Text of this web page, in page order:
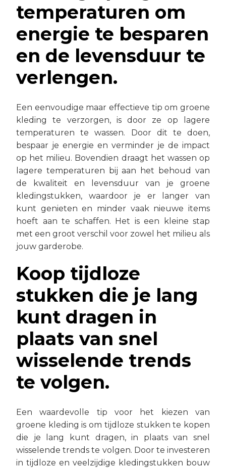
temperaturen om
energie te besparen
en de levensduur te
verlengen.
Een eenvoudige maar effectieve tip om groene
kleding te verzorgen, is door ze op lagere
temperaturen te wassen. Door dit te doen,
bespaar je energie en verminder je de impact
op het milieu. Bovendien draagt het wassen op
lagere temperaturen bij aan het behoud van
de kwaliteit en levensduur van je groene
kledingstukken, waardoor je er langer van
kunt genieten en minder vaak nieuwe items
hoeft aan te schaffen. Het is een kleine stap
met een groot verschil voor zowel het milieu als
jouw garderobe.
Koop tijdloze
stukken die je lang
kunt dragen in
plaats van snel
wisselende trends
te volgen.
Een waardevolle tip voor het kiezen van
groene kleding is om tijdloze stukken te kopen
die je lang kunt dragen, in plaats van snel
wisselende trends te volgen. Door te investeren
in tijdloze en veelzijdige kledingstukken bouw